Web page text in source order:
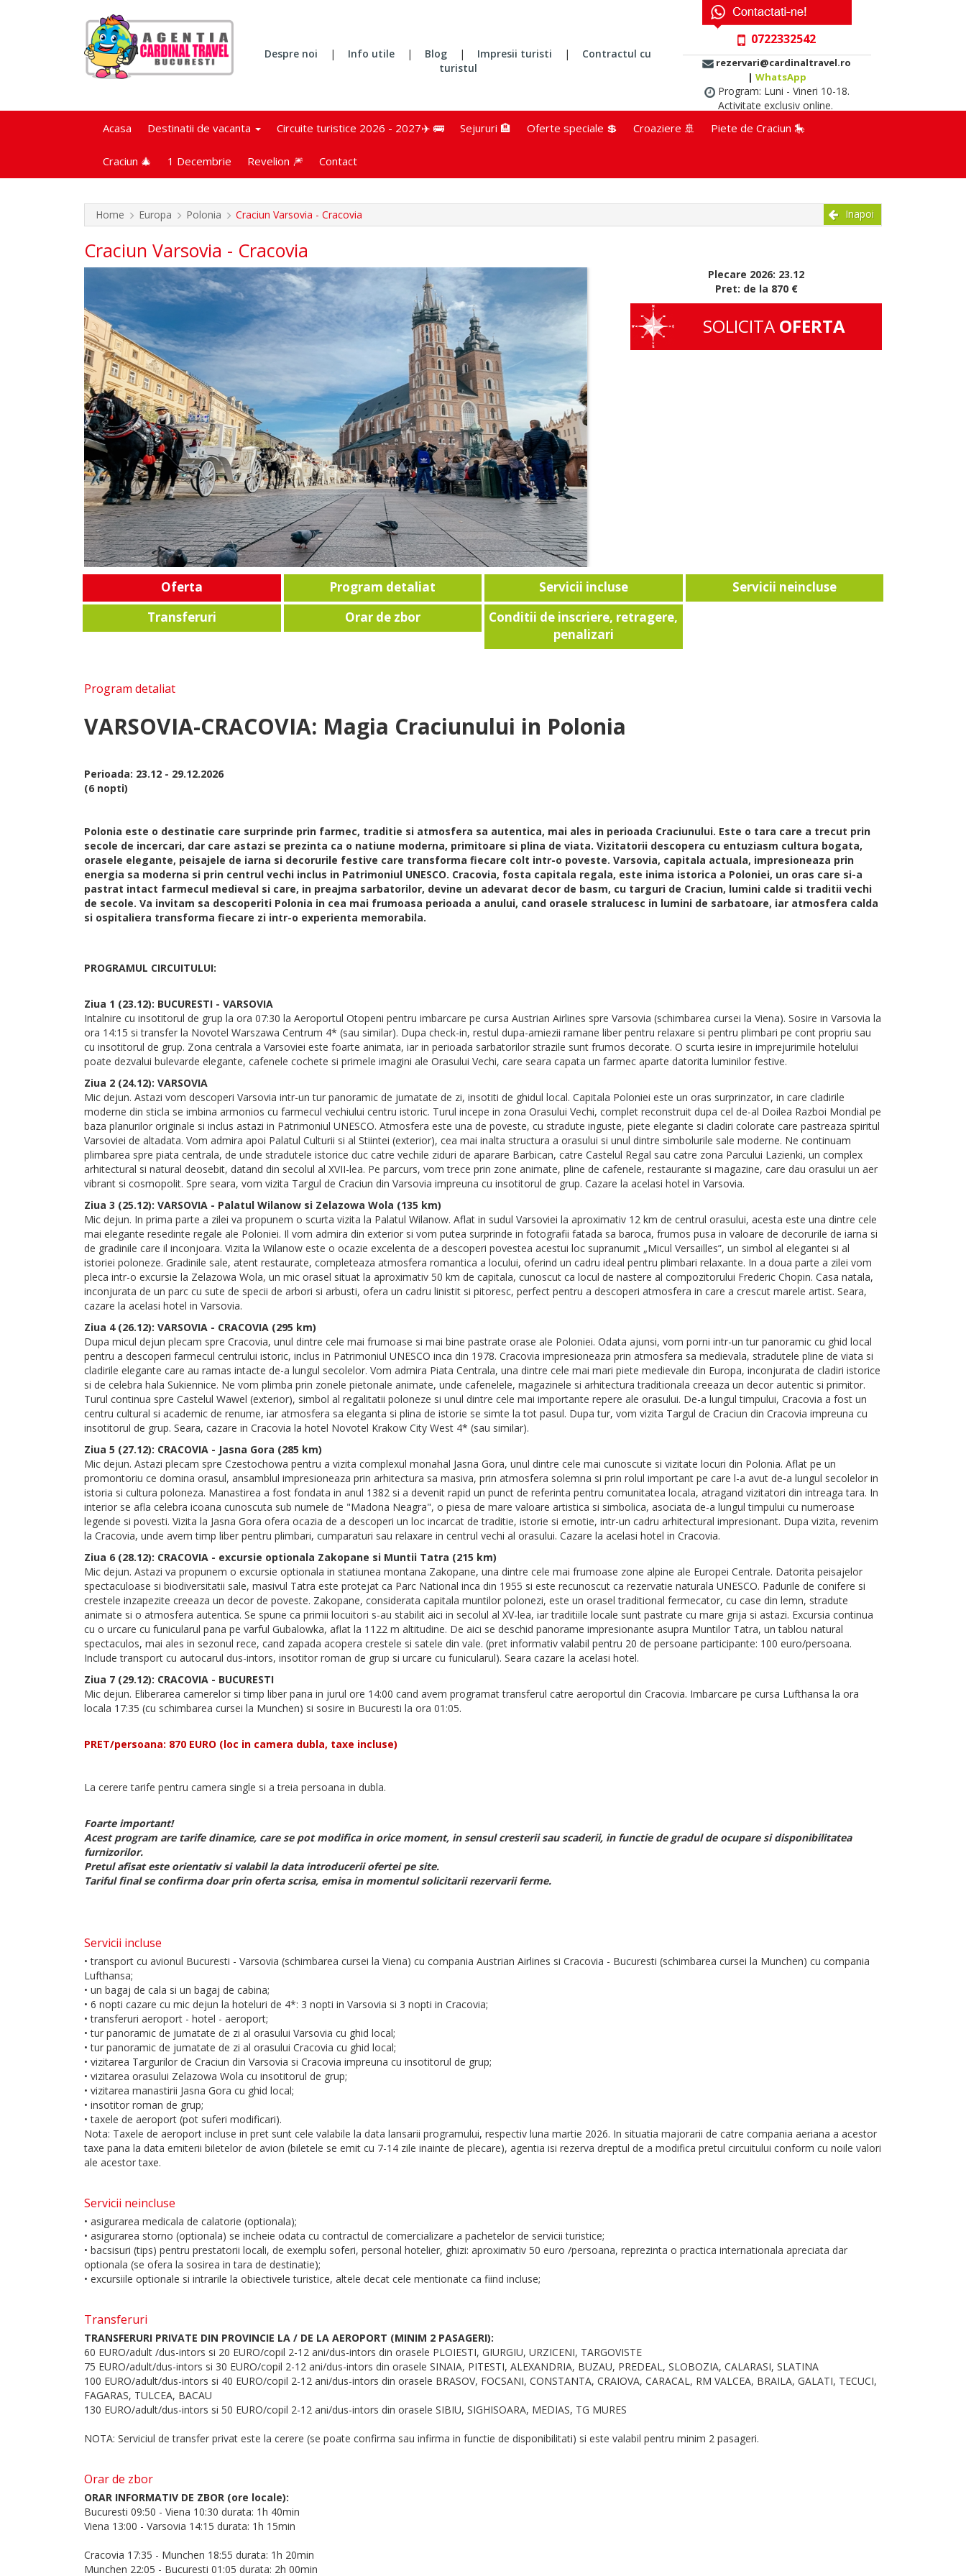
Despre noi | Info utile | Blog | Impresii turisti |
Contractul cu
turistul
0722332542
rezervari@cardinaltravel.ro
| WhatsApp
Program: Luni - Vineri 10-18.
Activitate exclusiv online.
Acasa Destinatii de vacanta Circuite turistice 2026 - 2027✈️ 🚌 Sejururi 🏨 Oferte speciale 💲 Croaziere 🚢 Piete de Craciun 🎠
Craciun 🎄 1 Decembrie Revelion 🎆 Contact
Home Europa Polonia Craciun Varsovia - Cracovia Inapoi
Craciun Varsovia - Cracovia
Plecare 2026: 23.12
Pret: de la 870 €
SOLICITA OFERTA
Oferta Program detaliat Servicii incluse
Servicii neincluse
Transferuri
Orar de zbor
Conditii de inscriere, retragere,
penalizari
Program detaliat
VARSOVIA-CRACOVIA: Magia Craciunului in Polonia
Perioada: 23.12 - 29.12.2026
(6 nopti)
Polonia este o destinatie care surprinde prin farmec, traditie si atmosfera sa autentica, mai ales in perioada Craciunului. Este o tara care a trecut prin
secole de incercari, dar care astazi se prezinta ca o natiune moderna, primitoare si plina de viata. Vizitatorii descopera cu entuziasm cultura bogata,
orasele elegante, peisajele de iarna si decorurile festive care transforma fiecare colt intr-o poveste. Varsovia, capitala actuala, impresioneaza prin
energia sa moderna si prin centrul vechi inclus in Patrimoniul UNESCO. Cracovia, fosta capitala regala, este inima istorica a Poloniei, un oras care si-a
pastrat intact farmecul medieval si care, in preajma sarbatorilor, devine un adevarat decor de basm, cu targuri de Craciun, lumini calde si traditii vechi
de secole. Va invitam sa descoperiti Polonia in cea mai frumoasa perioada a anului, cand orasele stralucesc in lumini de sarbatoare, iar atmosfera calda
si ospitaliera transforma fiecare zi intr-o experienta memorabila.
PROGRAMUL CIRCUITULUI:
Ziua 1 (23.12): BUCURESTI - VARSOVIA
Intalnire cu insotitorul de grup la ora 07:30 la Aeroportul Otopeni pentru imbarcare pe cursa Austrian Airlines spre Varsovia (schimbarea cursei la Viena). Sosire in Varsovia la
ora 14:15 si transfer la Novotel Warszawa Centrum 4* (sau similar). Dupa check-in, restul dupa-amiezii ramane liber pentru relaxare si pentru plimbari pe cont propriu sau
cu insotitorul de grup. Zona centrala a Varsoviei este foarte animata, iar in perioada sarbatorilor strazile sunt frumos decorate. O scurta iesire in imprejurimile hotelului
poate dezvalui bulevarde elegante, cafenele cochete si primele imagini ale Orasului Vechi, care seara capata un farmec aparte datorita luminilor festive.
Ziua 2 (24.12): VARSOVIA
Mic dejun. Astazi vom descoperi Varsovia intr-un tur panoramic de jumatate de zi, insotiti de ghidul local. Capitala Poloniei este un oras surprinzator, in care cladirile
moderne din sticla se imbina armonios cu farmecul vechiului centru istoric. Turul incepe in zona Orasului Vechi, complet reconstruit dupa cel de-al Doilea Razboi Mondial pe
baza planurilor originale si inclus astazi in Patrimoniul UNESCO. Atmosfera este una de poveste, cu stradute inguste, piete elegante si cladiri colorate care pastreaza spiritul
Varsoviei de altadata. Vom admira apoi Palatul Culturii si al Stiintei (exterior), cea mai inalta structura a orasului si unul dintre simbolurile sale moderne. Ne continuam
plimbarea spre piata centrala, de unde stradutele istorice duc catre vechile ziduri de aparare Barbican, catre Castelul Regal sau catre zona Parcului Lazienki, un complex
arhitectural si natural deosebit, datand din secolul al XVII-lea. Pe parcurs, vom trece prin zone animate, pline de cafenele, restaurante si magazine, care dau orasului un aer
vibrant si cosmopolit. Spre seara, vom vizita Targul de Craciun din Varsovia impreuna cu insotitorul de grup. Cazare la acelasi hotel in Varsovia.
Ziua 3 (25.12): VARSOVIA - Palatul Wilanow si Zelazowa Wola (135 km)
Mic dejun. In prima parte a zilei va propunem o scurta vizita la Palatul Wilanow. Aflat in sudul Varsoviei la aproximativ 12 km de centrul orasului, acesta este una dintre cele
mai elegante resedinte regale ale Poloniei. Il vom admira din exterior si vom putea surprinde in fotografii fatada sa baroca, frumos pusa in valoare de decorurile de iarna si
de gradinile care il inconjoara. Vizita la Wilanow este o ocazie excelenta de a descoperi povestea acestui loc supranumit „Micul Versailles”, un simbol al elegantei si al
istoriei poloneze. Gradinile sale, atent restaurate, completeaza atmosfera romantica a locului, oferind un cadru ideal pentru plimbari relaxante. In a doua parte a zilei vom
pleca intr-o excursie la Zelazowa Wola, un mic orasel situat la aproximativ 50 km de capitala, cunoscut ca locul de nastere al compozitorului Frederic Chopin. Casa natala,
inconjurata de un parc cu sute de specii de arbori si arbusti, ofera un cadru linistit si pitoresc, perfect pentru a descoperi atmosfera in care a crescut marele artist. Seara,
cazare la acelasi hotel in Varsovia.
Ziua 4 (26.12): VARSOVIA - CRACOVIA (295 km)
Dupa micul dejun plecam spre Cracovia, unul dintre cele mai frumoase si mai bine pastrate orase ale Poloniei. Odata ajunsi, vom porni intr-un tur panoramic cu ghid local
pentru a descoperi farmecul centrului istoric, inclus in Patrimoniul UNESCO inca din 1978. Cracovia impresioneaza prin atmosfera sa medievala, stradutele pline de viata si
cladirile elegante care au ramas intacte de-a lungul secolelor. Vom admira Piata Centrala, una dintre cele mai mari piete medievale din Europa, inconjurata de cladiri istorice
si de celebra hala Sukiennice. Ne vom plimba prin zonele pietonale animate, unde cafenelele, magazinele si arhitectura traditionala creeaza un decor autentic si primitor.
Turul continua spre Castelul Wawel (exterior), simbol al regalitatii poloneze si unul dintre cele mai importante repere ale orasului. De-a lungul timpului, Cracovia a fost un
centru cultural si academic de renume, iar atmosfera sa eleganta si plina de istorie se simte la tot pasul. Dupa tur, vom vizita Targul de Craciun din Cracovia impreuna cu
insotitorul de grup. Seara, cazare in Cracovia la hotel Novotel Krakow City West 4* (sau similar).
Ziua 5 (27.12): CRACOVIA - Jasna Gora (285 km)
Mic dejun. Astazi plecam spre Czestochowa pentru a vizita complexul monahal Jasna Gora, unul dintre cele mai cunoscute si vizitate locuri din Polonia. Aflat pe un
promontoriu ce domina orasul, ansamblul impresioneaza prin arhitectura sa masiva, prin atmosfera solemna si prin rolul important pe care l-a avut de-a lungul secolelor in
istoria si cultura poloneza. Manastirea a fost fondata in anul 1382 si a devenit rapid un punct de referinta pentru comunitatea locala, atragand vizitatori din intreaga tara. In
interior se afla celebra icoana cunoscuta sub numele de "Madona Neagra", o piesa de mare valoare artistica si simbolica, asociata de-a lungul timpului cu numeroase
legende si povesti. Vizita la Jasna Gora ofera ocazia de a descoperi un loc incarcat de traditie, istorie si emotie, intr-un cadru arhitectural impresionant. Dupa vizita, revenim
la Cracovia, unde avem timp liber pentru plimbari, cumparaturi sau relaxare in centrul vechi al orasului. Cazare la acelasi hotel in Cracovia.
Ziua 6 (28.12): CRACOVIA - excursie optionala Zakopane si Muntii Tatra (215 km)
Mic dejun. Astazi va propunem o excursie optionala in statiunea montana Zakopane, una dintre cele mai frumoase zone alpine ale Europei Centrale. Datorita peisajelor
spectaculoase si biodiversitatii sale, masivul Tatra este protejat ca Parc National inca din 1955 si este recunoscut ca rezervatie naturala UNESCO. Padurile de conifere si
crestele inzapezite creeaza un decor de poveste. Zakopane, considerata capitala muntilor polonezi, este un orasel traditional fermecator, cu case din lemn, stradute
animate si o atmosfera autentica. Se spune ca primii locuitori s-au stabilit aici in secolul al XV-lea, iar traditiile locale sunt pastrate cu mare grija si astazi. Excursia continua
cu o urcare cu funicularul pana pe varful Gubalowka, aflat la 1122 m altitudine. De aici se deschid panorame impresionante asupra Muntilor Tatra, un tablou natural
spectaculos, mai ales in sezonul rece, cand zapada acopera crestele si satele din vale. (pret informativ valabil pentru 20 de persoane participante: 100 euro/persoana.
Include transport cu autocarul dus-intors, insotitor roman de grup si urcare cu funicularul). Seara cazare la acelasi hotel.
Ziua 7 (29.12): CRACOVIA - BUCURESTI
Mic dejun. Eliberarea camerelor si timp liber pana in jurul ore 14:00 cand avem programat transferul catre aeroportul din Cracovia. Imbarcare pe cursa Lufthansa la ora
locala 17:35 (cu schimbarea cursei la Munchen) si sosire in Bucuresti la ora 01:05.
PRET/persoana: 870 EURO (loc in camera dubla, taxe incluse)
La cerere tarife pentru camera single si a treia persoana in dubla.
Foarte important!
Acest program are tarife dinamice, care se pot modifica in orice moment, in sensul cresterii sau scaderii, in functie de gradul de ocupare si disponibilitatea
furnizorilor.
Pretul afisat este orientativ si valabil la data introducerii ofertei pe site.
Tariful final se confirma doar prin oferta scrisa, emisa in momentul solicitarii rezervarii ferme.
Servicii incluse
• transport cu avionul Bucuresti - Varsovia (schimbarea cursei la Viena) cu compania Austrian Airlines si Cracovia - Bucuresti (schimbarea cursei la Munchen) cu compania
Lufthansa;
• un bagaj de cala si un bagaj de cabina;
• 6 nopti cazare cu mic dejun la hoteluri de 4*: 3 nopti in Varsovia si 3 nopti in Cracovia;
• transferuri aeroport - hotel - aeroport;
• tur panoramic de jumatate de zi al orasului Varsovia cu ghid local;
• tur panoramic de jumatate de zi al orasului Cracovia cu ghid local;
• vizitarea Targurilor de Craciun din Varsovia si Cracovia impreuna cu insotitorul de grup;
• vizitarea orasului Zelazowa Wola cu insotitorul de grup;
• vizitarea manastirii Jasna Gora cu ghid local;
• insotitor roman de grup;
• taxele de aeroport (pot suferi modificari).
Nota: Taxele de aeroport incluse in pret sunt cele valabile la data lansarii programului, respectiv luna martie 2026. In situatia majorarii de catre compania aeriana a acestor
taxe pana la data emiterii biletelor de avion (biletele se emit cu 7-14 zile inainte de plecare), agentia isi rezerva dreptul de a modifica pretul circuitului conform cu noile valori
ale acestor taxe.
Servicii neincluse
• asigurarea medicala de calatorie (optionala);
• asigurarea storno (optionala) se incheie odata cu contractul de comercializare a pachetelor de servicii turistice;
• bacsisuri (tips) pentru prestatorii locali, de exemplu soferi, personal hotelier, ghizi: aproximativ 50 euro /persoana, reprezinta o practica internationala apreciata dar
optionala (se ofera la sosirea in tara de destinatie);
• excursiile optionale si intrarile la obiectivele turistice, altele decat cele mentionate ca fiind incluse;
Transferuri
TRANSFERURI PRIVATE DIN PROVINCIE LA / DE LA AEROPORT (MINIM 2 PASAGERI):
60 EURO/adult /dus-intors si 20 EURO/copil 2-12 ani/dus-intors din orasele PLOIESTI, GIURGIU, URZICENI, TARGOVISTE
75 EURO/adult/dus-intors si 30 EURO/copil 2-12 ani/dus-intors din orasele SINAIA, PITESTI, ALEXANDRIA, BUZAU, PREDEAL, SLOBOZIA, CALARASI, SLATINA
100 EURO/adult/dus-intors si 40 EURO/copil 2-12 ani/dus-intors din orasele BRASOV, FOCSANI, CONSTANTA, CRAIOVA, CARACAL, RM VALCEA, BRAILA, GALATI, TECUCI,
FAGARAS, TULCEA, BACAU
130 EURO/adult/dus-intors si 50 EURO/copil 2-12 ani/dus-intors din orasele SIBIU, SIGHISOARA, MEDIAS, TG MURES
NOTA: Serviciul de transfer privat este la cerere (se poate confirma sau infirma in functie de disponibilitati) si este valabil pentru minim 2 pasageri.
Orar de zbor
ORAR INFORMATIV DE ZBOR (ore locale):
Bucuresti 09:50 - Viena 10:30 durata: 1h 40min
Viena 13:00 - Varsovia 14:15 durata: 1h 15min
Cracovia 17:35 - Munchen 18:55 durata: 1h 20min
Munchen 22:05 - Bucuresti 01:05 durata: 2h 00min